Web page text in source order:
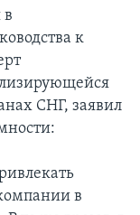
в
к
СНГ, заявил
в